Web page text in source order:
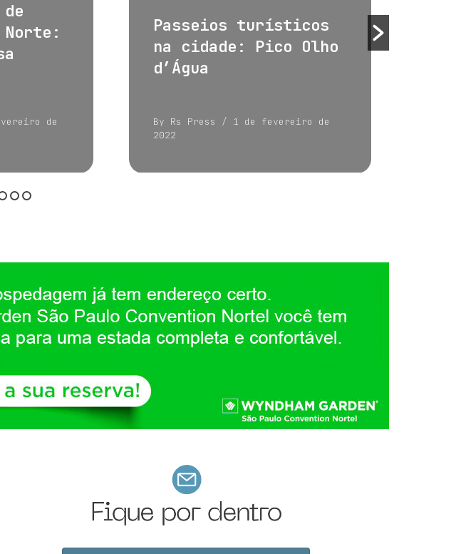
Norte:
de
Passeios turísticos
na cidade: Pico Olho
d’Água
By Rs Press
/ 1 de fevereiro de
2022